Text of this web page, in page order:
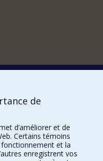
de
d’améliorer et de
Certains témoins
et la
enregistrent vos